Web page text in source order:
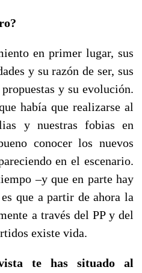
en primer lugar, sus
y su razón de ser, sus
y su evolución.
había que realizarse al
y nuestras fobias en
conocer los nuevos
en el escenario.
–y que en parte hay
que a partir de ahora la
a través del PP y del
existe vida.
te has situado al